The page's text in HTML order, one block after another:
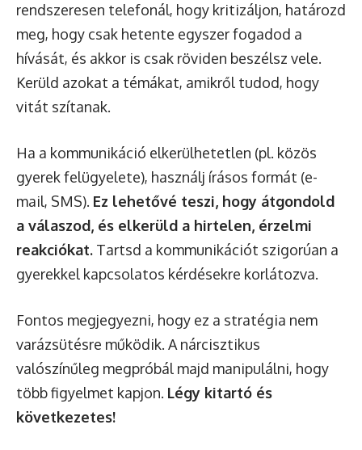
rendszeresen telefonál, hogy kritizáljon, határozd
meg, hogy csak hetente egyszer fogadod a
hívását, és akkor is csak röviden beszélsz vele.
Kerüld azokat a témákat, amikről tudod, hogy
vitát szítanak.
Ha a kommunikáció elkerülhetetlen (pl. közös
gyerek felügyelete), használj írásos formát (e-
mail, SMS). Ez lehetővé teszi, hogy átgondold
a válaszod, és elkerüld a hirtelen, érzelmi
reakciókat. Tartsd a kommunikációt szigorúan a
gyerekkel kapcsolatos kérdésekre korlátozva.
Fontos megjegyezni, hogy ez a stratégia nem
varázsütésre működik. A nárcisztikus
valószínűleg megpróbál majd manipulálni, hogy
több figyelmet kapjon. Légy kitartó és
következetes!